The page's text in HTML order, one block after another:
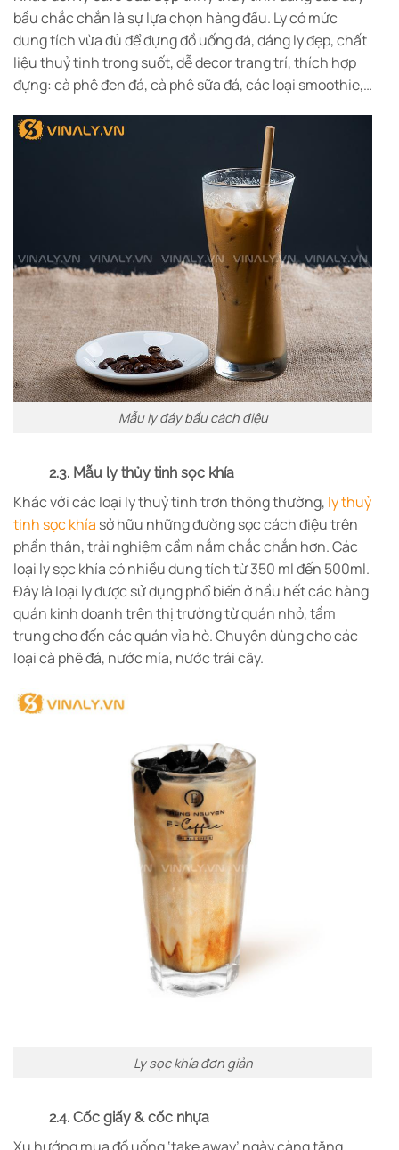
bầu chắc chắn là sự lựa chọn hàng đầu. Ly có mức
dung tích vừa đủ để đựng đồ uống đá, dáng ly đẹp, chất
liệu thuỷ tinh trong suốt, dễ decor trang trí, thích hợp
đựng: cà phê đen đá, cà phê sữa đá, các loại smoothie,…
Mẫu ly đáy bầu cách điệu
2.3. Mẫu ly thủy tinh sọc khía
Khác với các loại ly thuỷ tinh trơn thông thường, ly thuỷ
tinh sọc khía sở hữu những đường sọc cách điệu trên
phần thân, trải nghiệm cầm nắm chắc chắn hơn. Các
loại ly sọc khía có nhiều dung tích từ 350 ml đến 500ml.
Đây là loại ly được sử dụng phổ biến ở hầu hết các hàng
quán kinh doanh trên thị trường từ quán nhỏ, tầm
trung cho đến các quán vỉa hè. Chuyên dùng cho các
loại cà phê đá, nước mía, nước trái cây.
Ly sọc khía đơn giản
2.4. Cốc giấy & cốc nhựa